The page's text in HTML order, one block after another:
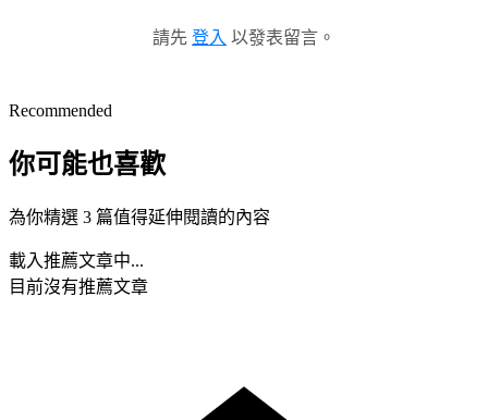
請先 登入 以發表留言。
Recommended
你可能也喜歡
為你精選 3 篇值得延伸閱讀的內容
載入推薦文章中...
目前沒有推薦文章